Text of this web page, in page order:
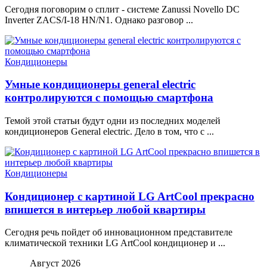
Сегодня поговорим о сплит - системе Zanussi Novello DC
Inverter ZACS/I-18 HN/N1. Однако разговор ...
Кондиционеры
Умные кондиционеры general electric
контролируются с помощью смартфона
Темой этой статьи будут одни из последних моделей
кондиционеров General electric. Дело в том, что с ...
Кондиционеры
Кондиционер с картиной LG ArtCool прекрасно
впишется в интерьер любой квартиры
Сегодня речь пойдет об инновационном представителе
климатической техники LG ArtCool кондиционер и ...
Август 2026